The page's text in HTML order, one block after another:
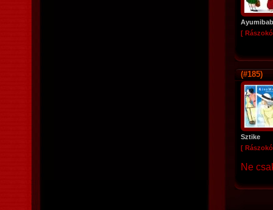
[
(#185)
Sztike
[
Ne